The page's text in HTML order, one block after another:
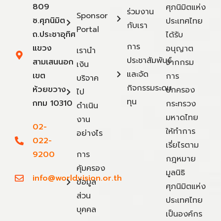
809
ซ.ศุภนิมิต
ถ.ประชาอุทิศ
แขวง
สามเสนนอก
เขต
ห้วยขวาง
กทม 10310
02-
022-
9200
info@worldvision.or.th
Sponsor
Portal
เรานำ
เงิน
บริจาค
ไป
ดำเนิน
งาน
อย่างไร
การ
คุ้มครอง
ข้อมูล
ส่วน
บุคคล
ร่วมงาน
กับเรา
การ
ประชาสัมพันธ์
และจัด
กิจกรรมระดม
ทุน
ศุภนิมิตแห่ง
ประเทศไทย
ได้รับ
อนุญาต
จากกรม
การ
ปกครอง
กระทรวง
มหาดไทย
ให้ทำการ
เรี่ยไรตาม
กฎหมาย
มูลนิธิ
ศุภนิมิตแห่ง
ประเทศไทย
เป็นองค์กร